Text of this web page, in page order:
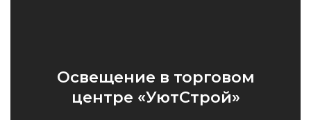
Освещение в торговом
центре «УютСтрой»